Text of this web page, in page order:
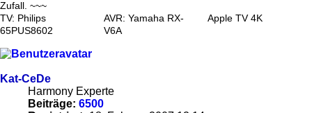
Zufall. ~~~
TV: Philips
65PUS8602
AVR: Yamaha RX-
V6A
Apple TV 4K
Kat-CeDe
Harmony Experte
Beiträge: 6500